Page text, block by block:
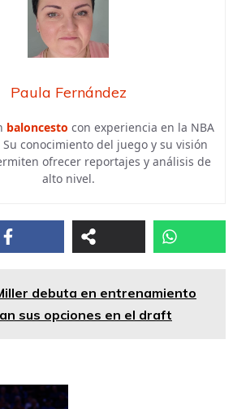
Paula Fernández
baloncesto con experiencia en la NBA
conocimiento del juego y su visión
ofrecer reportajes y análisis de
alto nivel.
debuta en entrenamiento
sus opciones en el draft